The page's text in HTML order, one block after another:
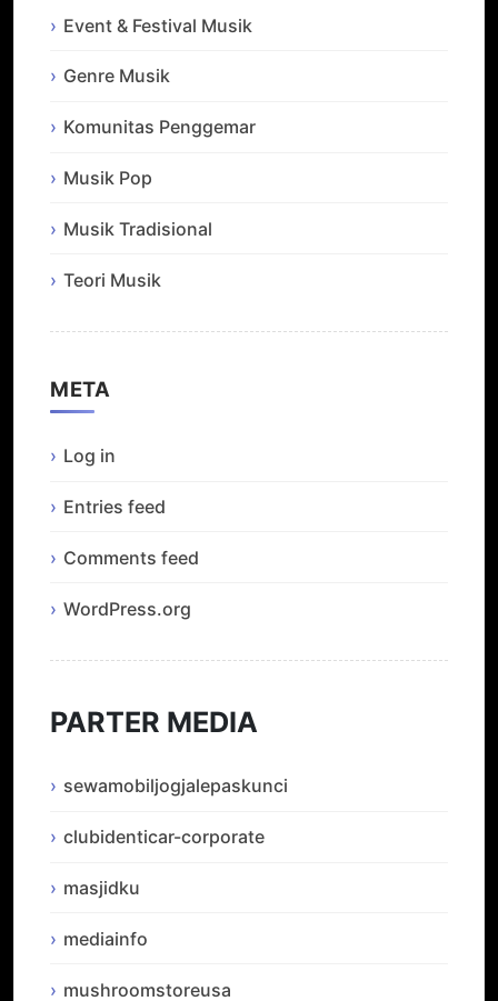
Event & Festival Musik
Genre Musik
Komunitas Penggemar
Musik Pop
Musik Tradisional
Teori Musik
META
Log in
Entries feed
Comments feed
WordPress.org
PARTER MEDIA
sewamobiljogjalepaskunci
clubidenticar-corporate
masjidku
mediainfo
mushroomstoreusa